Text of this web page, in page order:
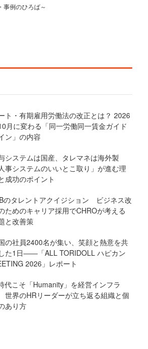
事例のひろば～
ト・有期雇用労働法の改正とは？ 2026
月に変わる「同一労働同一賃金ガイド
ン」の内容
システムは国産、タレマネは海外製
人事システムのいいとこ取り」が進む理
成功のポイント
のタレントアクイジション ビジネス改
ためのキャリア採用でCHROが考える
と改善策
の社員2400名が集い、笑顔と熱意を共
た1日――「ALL TORIDOLL ハピカン
2026」レポート
代こそ「Humanity」を経営インフラ
界のHRリーダーが立ち返る組織と個
あり方